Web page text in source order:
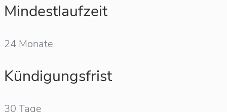
Mindestlaufzeit
24 Monate
Kündigungsfrist
30 Tage